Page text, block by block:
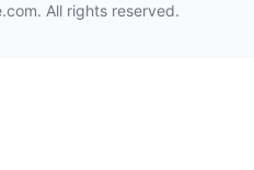
All rights reserved.